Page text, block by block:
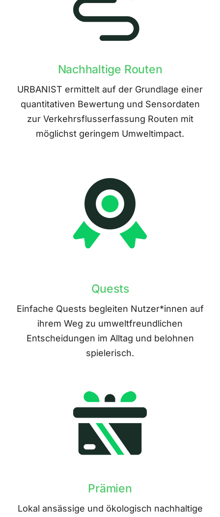
Nachhaltige Routen
URBANIST ermittelt auf der Grundlage einer
quantitativen Bewertung und Sensordaten
zur Verkehrsflusserfassung Routen mit
möglichst geringem Umweltimpact.
Quests
Einfache Quests begleiten Nutzer*innen auf
ihrem Weg zu umweltfreundlichen
Entscheidungen im Alltag und belohnen
spielerisch.
Prämien
Lokal ansässige und ökologisch nachhaltige